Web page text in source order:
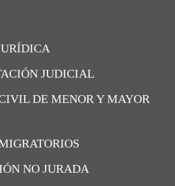
JUDICIAL
DE MENOR Y MAYOR
NO JURADA